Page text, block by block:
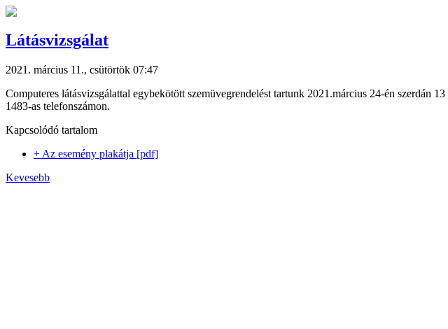
Látásvizsgálat
2021. március 11., csütörtök 07:47
Computeres látásvizsgálattal egybekötött szemüvegrendelést tartunk 2021.március 24-én szerdán
1483-as telefonszámon.
Kapcsolódó tartalom
+ Az esemény plakátja [pdf]
Kevesebb